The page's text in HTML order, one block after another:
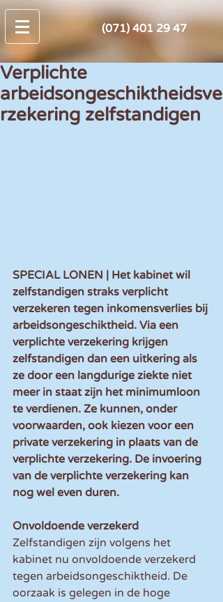
(071) 401 29 47
Verplichte
arbeidsongeschiktheidsve
rzekering zelfstandigen
SPECIAL LONEN | Het kabinet wil
zelfstandigen straks verplicht
verzekeren tegen inkomensverlies bij
arbeidsongeschiktheid. Via een
verplichte verzekering krijgen
zelfstandigen dan een uitkering als
ze door een langdurige ziekte niet
meer in staat zijn het minimumloon
te verdienen. Ze kunnen, onder
voorwaarden, ook kiezen voor een
private verzekering in plaats van de
verplichte verzekering. De invoering
van de verplichte verzekering kan
nog wel even duren.
Onvoldoende verzekerd
Zelfstandigen zijn volgens het
kabinet nu onvoldoende verzekerd
tegen arbeidsongeschiktheid. De
oorzaak is gelegen in de hoge